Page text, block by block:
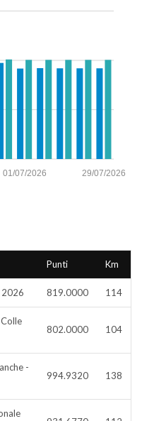
29/07/2026
01/07/2026
Punti Km
2026 819.0000 114
802.0000 104
-
994.9320 138